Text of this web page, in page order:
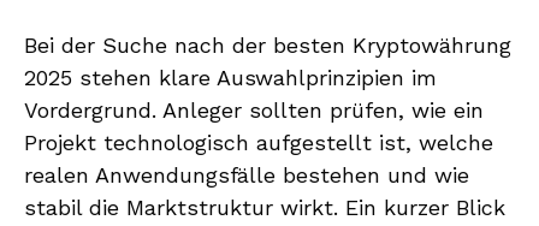
Bei der Suche nach der besten Kryptowährung
2025 stehen klare Auswahlprinzipien im
Vordergrund. Anleger sollten prüfen, wie ein
Projekt technologisch aufgestellt ist, welche
realen Anwendungsfälle bestehen und wie
stabil die Marktstruktur wirkt. Ein kurzer Blick